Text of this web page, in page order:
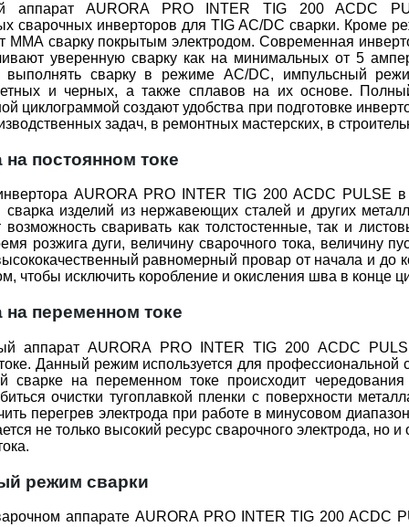
аппарат AURORA PRO INTER TIG 200 ACDC
сварочных инверторов для TIG AC/DC сварки. Кроме
ММА сварку покрытым электродом. Современная
уверенную сварку как на минимальных от 5
выполнять сварку в режиме AC/DC, импульсный
и черных, а также сплавов на их основе.
циклограммой создают удобства при подготовке
задач, в ремонтных мастерских, в
на постоянном токе
AURORA PRO INTER TIG 200 ACDC PULSE
сварка изделий из нержавеющих сталей и других
возможность сваривать как толстостенные, так и
розжига дуги, величину сварочного тока, величину
равномерный провар от начала и
чтобы исключить коробление и окисления шва в конце
на переменном токе
аппарат AURORA PRO INTER TIG 200 ACDC
Данный режим используется для профессиональной
сварке на переменном токе происходит
очистки тугоплавкой пленки с поверхности
перегрев электрода при работе в минусовом
не только высокий ресурс сварочного электрода,
режим сварки
аппарате AURORA PRO INTER TIG 200 ACDC